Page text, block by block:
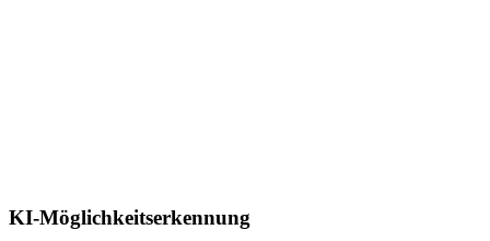
KI-Möglichkeitserkennung